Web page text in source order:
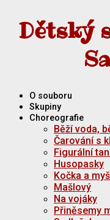
Dětský
O souboru
Skupiny
Choreografie
Běží voda,
Čarování s
Figurální
Husopasky
Kočka a myš
Mašlový
Na vojáky
Přiněsemy